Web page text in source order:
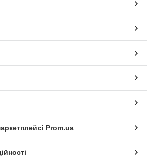
Prom.ua